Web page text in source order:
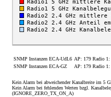
SNMP Instanzen ECA-UdL6 AP: 179 Radio
SNMP Instanzen ECA-GZ
AP: 179 Radio
Kein Alarm bei abweichender Kanalbreite im 5
Kein Alarm bei fehlenden Werten bzgl.
(IGNORE_ZERO_TX_ON_A)